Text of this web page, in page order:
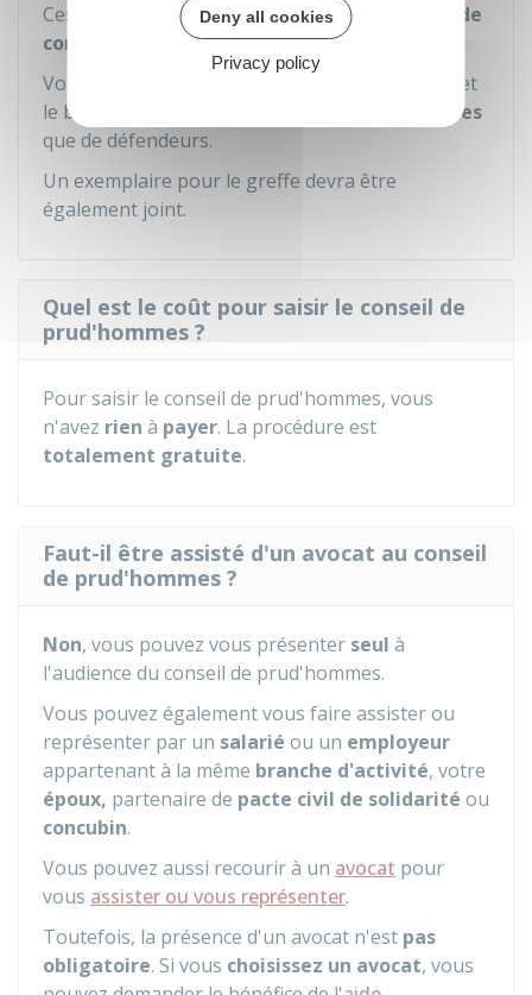
Ces pièces sont énumérées sur un bordereau de
communicationde pièces qui lui est annexé.
Vous devez déposer ou envoyer votre requête et
le bordereau au
autant d'exemplaires
que de défendeurs.
Un exemplaire pour le greffe devra être
également joint.
Quel est le coût pour saisir le conseil de
prud'hommes ?
Pour saisir le conseil de prud'hommes, vous
n'avez rien à payer. La procédure est
totalement gratuite.
Faut-il être assisté d'un avocat au conseil
de prud'hommes ?
Non, vous pouvez vous présenter seul à
l'audience du conseil de prud'hommes.
Vous pouvez également vous faire assister ou
représenter par un salarié ou un employeur
appartenant à la même branche d'activité, votre
époux, partenaire de pacte civil de solidarité ou
concubin.
Vous pouvez aussi recourir à un avocat pour
vous assister ou vous représenter.
Toutefois, la présence d'un avocat n'est pas
obligatoire. Si vous choisissez un avocat, vous
Deny all cookies
Privacy policy